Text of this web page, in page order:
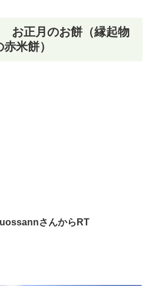
お正月のお餅（縁起物
赤米餅）
さんからRT